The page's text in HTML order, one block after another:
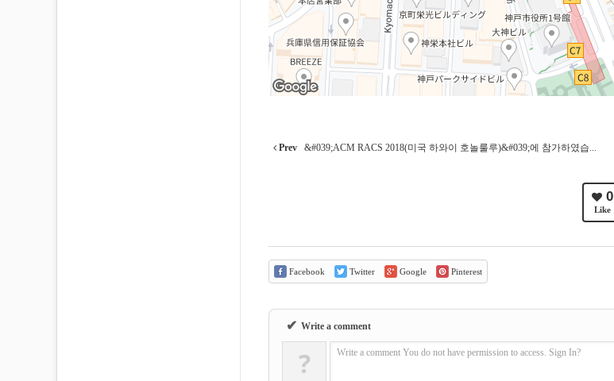
Prev &#039;ACM RACS 2018(미국 하와이 호놀룰루)&#039;에 참가하였습...
0
Like
Facebook Twitter Google Pinterest
✔ Write a comment
? Write a comment You do not have permission to access. Sign In?